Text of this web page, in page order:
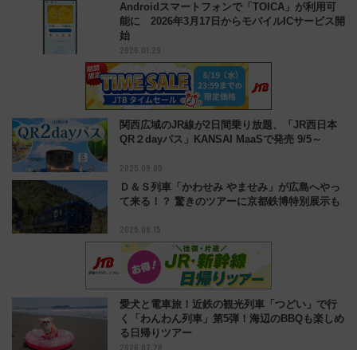
Androidスマートフォンで「TOICA」が利用可
能に 2026年3月17日からモバイルICサービス開
始
2026.01.29
関西広域のJR線が2日間乗り放題、「JR西日本
QR２dayパス」KANSAI MaaSで発売 9/5～
2025.09.05
Ｄ＆Ｓ列車「かわせみ やませみ」が広島へやっ
て来る！？ 驚きのツアーに京都鉄博特別展示も
2025.08.15
愛犬と電車旅！近鉄の観光列車「つどい」で行
く「わんわん列車」第5弾！海辺のBBQも楽しめ
る日帰りツアー
2026.07.28